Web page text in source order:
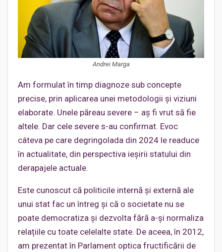
Andrei Marga
Am formulat în timp diagnoze sub concepte
precise, prin aplicarea unei metodologii și viziuni
elaborate. Unele păreau severe – aș fi vrut să fie
altele. Dar cele severe s-au confirmat. Evoc
câteva pe care degringolada din 2024 le readuce
în actualitate, din perspectiva ieșirii statului din
derapajele actuale.
Este cunoscut că politicile internă și externă ale
unui stat fac un întreg și că o societate nu se
poate democratiza și dezvolta fără a-și normaliza
relațiile cu toate celelalte state. De aceea, în 2012,
am prezentat în Parlament optica fructificării de